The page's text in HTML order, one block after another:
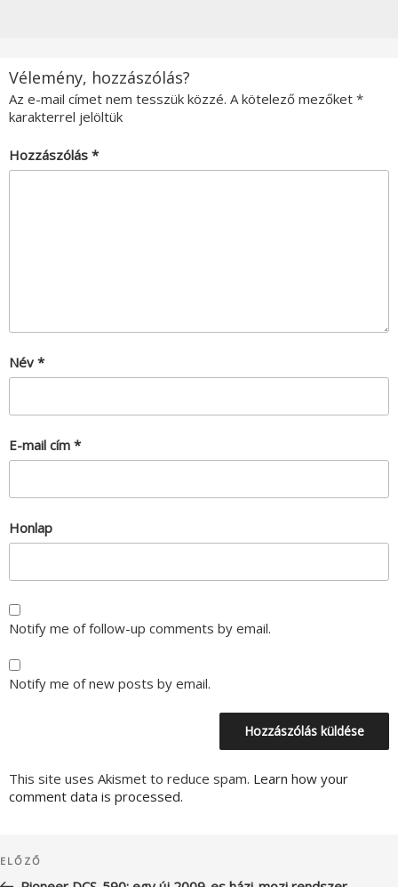
Vélemény, hozzászólás?
Az e-mail címet nem tesszük közzé. A kötelező mezőket *
karakterrel jelöltük
Hozzászólás *
Név *
E-mail cím *
Honlap
Notify me of follow-up comments by email.
Notify me of new posts by email.
This site uses Akismet to reduce spam. Learn how your
comment data is processed.
navigáció
Korábbi
bejegyzés
ELŐZŐ